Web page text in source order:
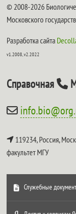
© 2008-2026
Московского
Разработка сайта
v1.2008, v2.2022
Справочная
119234, Россия,
факультет МГУ
Служебные